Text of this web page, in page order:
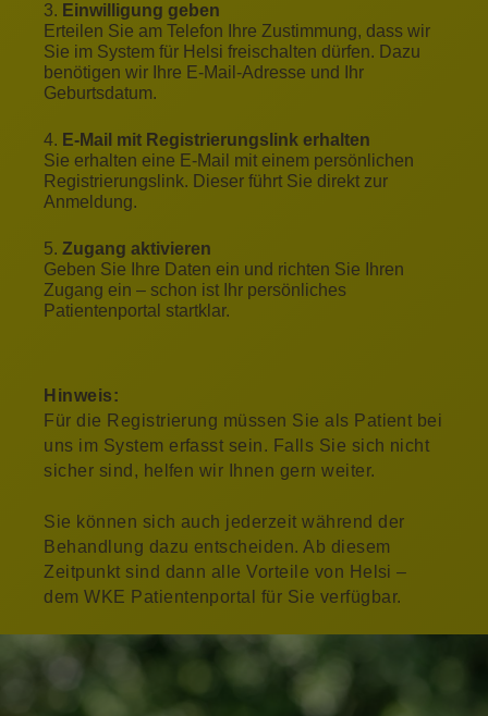
Einwilligung geben
Erteilen Sie am Telefon Ihre Zustimmung, dass wir
Sie im System für Helsi freischalten dürfen. Dazu
benötigen wir Ihre E-Mail-Adresse und Ihr
Geburtsdatum.
E-Mail mit Registrierungslink erhalten
Sie erhalten eine E-Mail mit einem persönlichen
Registrierungslink. Dieser führt Sie direkt zur
Anmeldung.
Zugang aktivieren
Geben Sie Ihre Daten ein und richten Sie Ihren
Zugang ein – schon ist Ihr persönliches
Patientenportal startklar.
Hinweis:
Für die Registrierung müssen Sie als Patient bei
uns im System erfasst sein. Falls Sie sich nicht
sicher sind, helfen wir Ihnen gern weiter.
Sie können sich auch jederzeit während der
Behandlung dazu entscheiden. Ab diesem
Zeitpunkt sind dann alle Vorteile von Helsi –
dem WKE Patientenportal für Sie verfügbar.